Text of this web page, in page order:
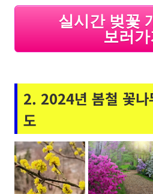
실시간 벚꽃
보러가
2. 2024년 봄철 꽃나
도